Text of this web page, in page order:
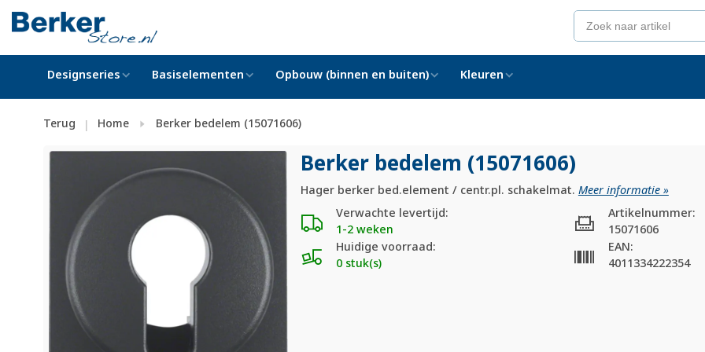
Designseries Basiselementen Opbouw (binnen en buiten) Kleuren
Terug | Home Berker bedelem (15071606)
Berker bedelem (15071606)
Hager berker bed.element / centr.pl. schakelmat. Meer informatie »
Verwachte levertijd:
1-2 weken
Huidige voorraad:
0 stuk(s)
Artikelnummer:
15071606
EAN:
4011334222354